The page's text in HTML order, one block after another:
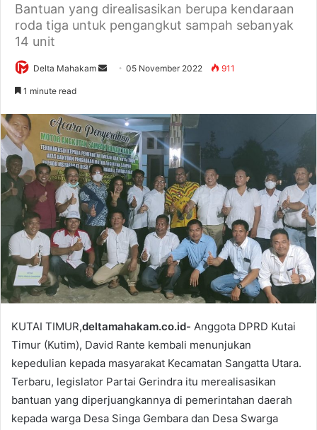
Bantuan yang direalisasikan berupa kendaraan
roda tiga untuk pengangkut sampah sebanyak
14 unit
Delta Mahakam
d
a
n
e
m
l
05 November 2022 911
1 minute read
KUTAI TIMUR,deltamahakam.co.id- Anggota DPRD Kutai
Timur (Kutim), David Rante kembali menunjukan
kepedulian kepada masyarakat Kecamatan Sangatta Utara.
Terbaru, legislator Partai Gerindra itu merealisasikan
bantuan yang diperjuangkannya di pemerintahan daerah
kepada warga Desa Singa Gembara dan Desa Swarga